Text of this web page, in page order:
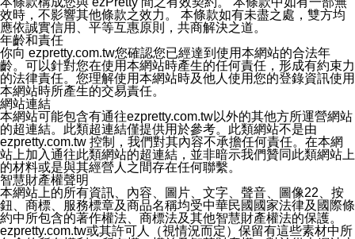
十四、傳送宣傳本站資訊或電子郵件之政策
您同意本公司網站，透過您所提供的郵件地址與您取得聯
絡並傳送或宣傳本網站各項服務之資料或電子郵件供您參
考。您能依照該資料或電子郵件所指示之方法、說明或功
能連結，隨時停止接收這些資料或電子郵件。
十五、訊息通知
本公司/本服務將以通知型訊息傳送重要訊息給您。即使未
加入本公司/本服務好友，您仍可接收到通知型訊息。
本公司/本服務傳送之通知型訊息以對您有效且重要的訊息
為限，以廣告或其他目的的訊息皆不會被傳送。滿足以下
三個條件者，將可收到通知型訊息。
1.LINE 帳號設定的電話號碼與本公司/本服務所傳來的電
話號碼比對相符。
2.該 LINE 帳號已在 LINE APP 設定中，同意接收通知型
訊息。
3.LINE 帳號未封鎖傳送訊息之 LINE 官方帳號。
欲變更通知型訊息的設定，操作如下：
1.點選「主頁」＞「設定」
2.點選「隱私設定」
效時，不影響其他條款之效力。 本條款如有未盡之處，雙方均
應依誠實信用、平等互惠原則，共商解決之道。
年齡和責任
你向 ezpretty.com.tw您確認您已經達到使用本網站的合法年
齡。可以針對您在使用本網站時產生的任何責任，形成有約束力
的法律責任。您理解使用本網站時及他人使用您的登錄資訊使用
本網站時所產生的交易責任。
網站連結
本網站可能包含有通往ezpretty.com.tw以外的其他方所運營網站
的超連結。此類超連結僅提供用於參考。此類網站不是由
ezpretty.com.tw 控制，我們對其內容不承擔任何責任。在本網
站上加入通往此類網站的超連結，並非暗示我們贊同此類網站上
的材料或是與其經營人之間存在任何聯繫。
智慧財產權聲明
本網站上的所有資訊、內容、圖片、文字、聲音、圖像22、按
鈕、商標、服務標章及商品名稱均受中華民國國家法律及國際條
約中所包含的著作權法、商標法及其他智慧財產權法的保護。
ezpretty.com.tw或其許可人（視情況而定）保留有這些素材中所